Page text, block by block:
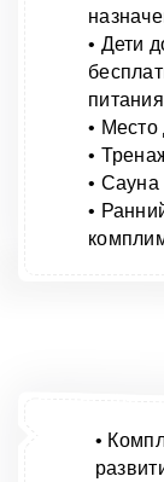
• Дети
•
•
• Сауна
•
•